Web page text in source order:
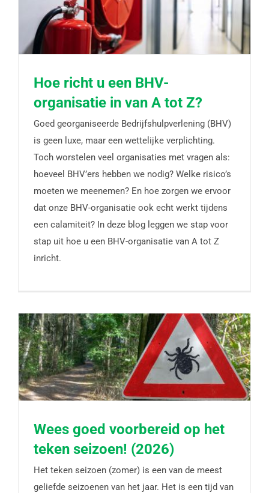
Hoe richt u een BHV-
organisatie in van A tot Z?
Goed georganiseerde Bedrijfshulpverlening (BHV)
is geen luxe, maar een wettelijke verplichting.
Toch worstelen veel organisaties met vragen als:
hoeveel BHV’ers hebben we nodig? Welke risico’s
moeten we meenemen? En hoe zorgen we ervoor
dat onze BHV-organisatie ook echt werkt tijdens
een calamiteit? In deze blog leggen we stap voor
stap uit hoe u een BHV-organisatie van A tot Z
inricht.
Wees goed voorbereid op het teken seizoen!
(2026)
Wees goed voorbereid op het
teken seizoen! (2026)
Het teken seizoen (zomer) is een van de meest
geliefde seizoenen van het jaar. Het is een tijd van